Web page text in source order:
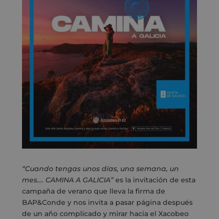
“Cuando tengas unos días, una semana, un
mes…. CAMINA A GALICIA”es la invitación de esta
campaña de verano que lleva la firma de
BAP&Conde y nos invita a pasar página después
de un año complicado y mirar hacia el Xacobeo